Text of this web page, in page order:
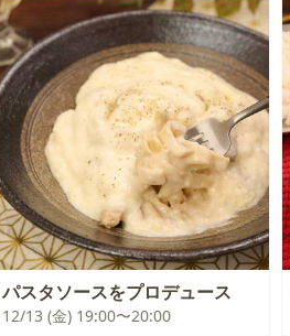
パスタソースをプロデュース
12/13 (金) 19:00〜20:00